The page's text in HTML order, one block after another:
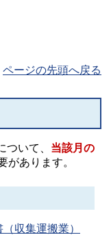
ページの先頭へ戻る
いて、 当該月の
があります。
収集運搬業）